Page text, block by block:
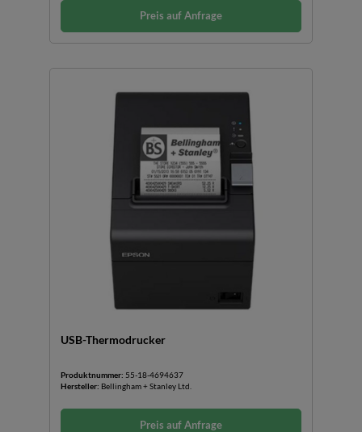
Preis auf Anfrage
USB-Thermodrucker
Produktnummer: 55-18-4694637
Hersteller: Bellingham + Stanley Ltd.
Preis auf Anfrage